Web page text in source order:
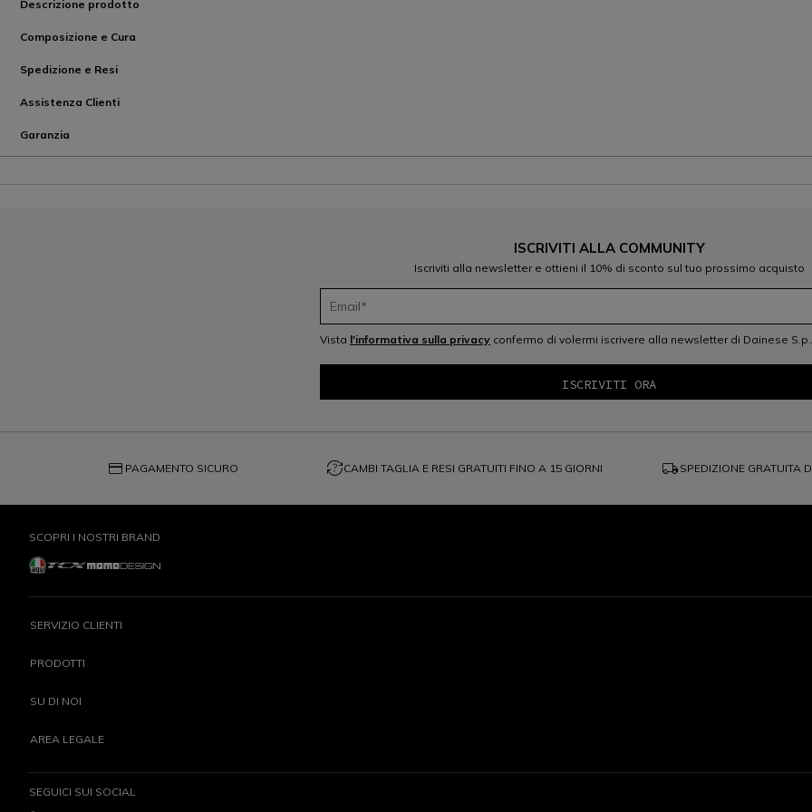
Descrizione prodotto
Composizione e Cura
Spedizione e Resi
Assistenza Clienti
Garanzia
ISCRIVITI ALLA COMMUNITY
Iscriviti alla newsletter e ottieni il 10% di sconto sul tuo prossimo acquisto
Vista l'informativa sulla privacy confermo di volermi iscrivere alla newsletter di Dainese
credit_card PAGAMENTO SICURO question_exchangeCAMBI TAGLIA E RESI GRATUITI FINO A 15 GIORNI local_shipping SPEDIZIONE GRATUITA
SCOPRI I NOSTRI BRAND
SERVIZIO CLIENTI
PRODOTTI
SU DI NOI
AREA LEGALE
SEGUICI SUI SOCIAL